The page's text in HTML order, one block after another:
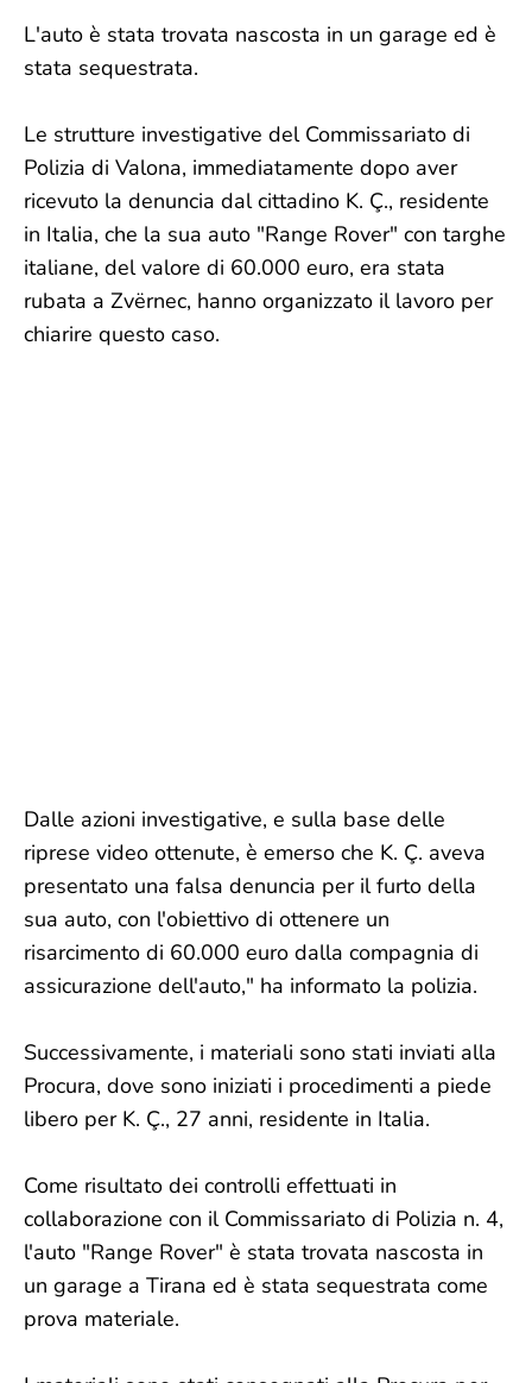
L'auto è stata trovata nascosta in un garage ed è
stata sequestrata.
Le strutture investigative del Commissariato di
Polizia di Valona, immediatamente dopo aver
ricevuto la denuncia dal cittadino K. Ç., residente
in Italia, che la sua auto "Range Rover" con targhe
italiane, del valore di 60.000 euro, era stata
rubata a Zvërnec, hanno organizzato il lavoro per
chiarire questo caso.
Dalle azioni investigative, e sulla base delle
riprese video ottenute, è emerso che K. Ç. aveva
presentato una falsa denuncia per il furto della
sua auto, con l'obiettivo di ottenere un
risarcimento di 60.000 euro dalla compagnia di
assicurazione dell'auto," ha informato la polizia.
Successivamente, i materiali sono stati inviati alla
Procura, dove sono iniziati i procedimenti a piede
libero per K. Ç., 27 anni, residente in Italia.
Come risultato dei controlli effettuati in
collaborazione con il Commissariato di Polizia n. 4,
l'auto "Range Rover" è stata trovata nascosta in
un garage a Tirana ed è stata sequestrata come
prova materiale.